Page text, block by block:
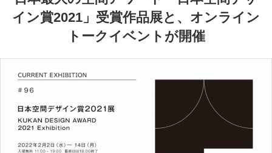
COLUMN
イン賞2021」受賞作品展と、オンライン
トークイベントが開催